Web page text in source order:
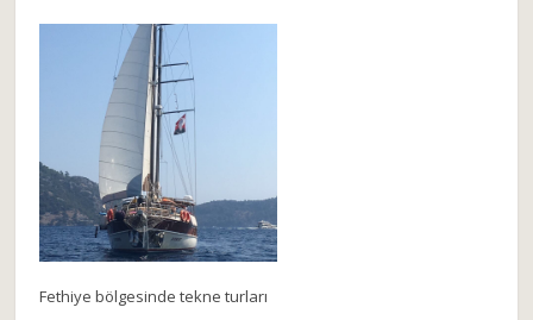
Fethiye bölgesinde tekne turları